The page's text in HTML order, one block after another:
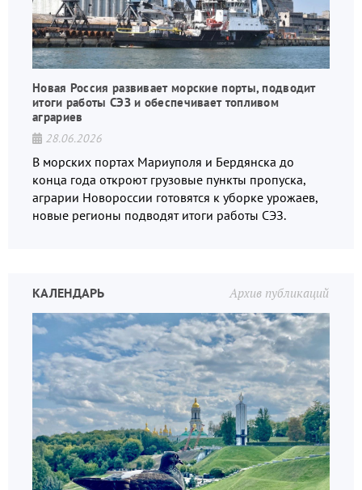
Новая Россия развивает морские порты, подводит
итоги работы СЭЗ и обеспечивает топливом
аграриев
28.06.2026
В морских портах Мариуполя и Бердянска до
конца года откроют грузовые пункты пропуска,
аграрии Новороссии готовятся к уборке урожаев,
новые регионы подводят итоги работы СЭЗ.
Архив публикаций
КАЛЕНДАРЬ